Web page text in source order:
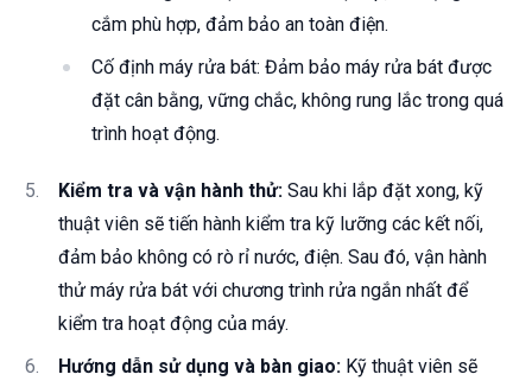
cắm phù hợp, đảm bảo an toàn điện.
Cố định máy rửa bát: Đảm bảo máy rửa bát được
đặt cân bằng, vững chắc, không rung lắc trong quá
trình hoạt động.
Kiểm tra và vận hành thử: Sau khi lắp đặt xong, kỹ
thuật viên sẽ tiến hành kiểm tra kỹ lưỡng các kết nối,
đảm bảo không có rò rỉ nước, điện. Sau đó, vận hành
thử máy rửa bát với chương trình rửa ngắn nhất để
kiểm tra hoạt động của máy.
Hướng dẫn sử dụng và bàn giao: Kỹ thuật viên sẽ